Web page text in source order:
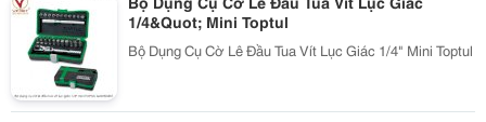
1/4&Quot; Mini Toptul
Bộ Dụng Cụ Cờ Lê Đầu Tua Vít Lục Giác 1/4" Mini Toptul